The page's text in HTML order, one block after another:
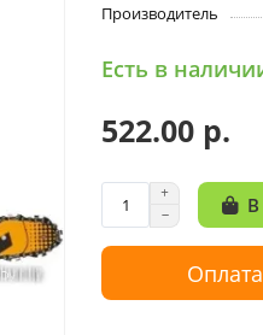
Производитель
Есть в
522.00 р.